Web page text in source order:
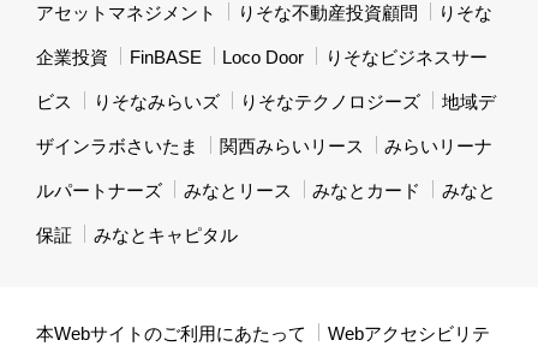
アセットマネジメント りそな不動産投資顧問 りそな
企業投資 FinBASE Loco Door りそなビジネスサー
ビス りそなみらいズ りそなテクノロジーズ 地域デ
ザインラボさいたま 関西みらいリース みらいリーナ
ルパートナーズ みなとリース みなとカード みなと
保証 みなとキャピタル
本Webサイトのご利用にあたって Webアクセシビリテ